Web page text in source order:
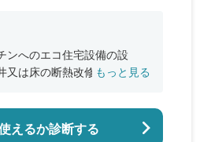
ンへのエコ住宅設備の設
又は床の断熱改修、窓やド
もっと見る
えるか診断する